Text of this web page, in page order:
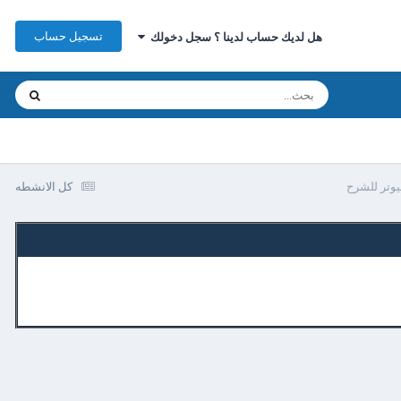
هل لديك حساب لدينا ؟ سجل دخولك تسجيل حساب
كل الانشطه